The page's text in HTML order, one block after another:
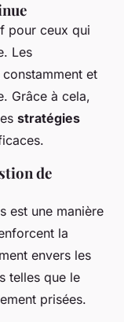
pour ceux qui
Les
et
Grâce à cela,
stratégies
de
est une manière
la
envers les
telles que le
prisées.